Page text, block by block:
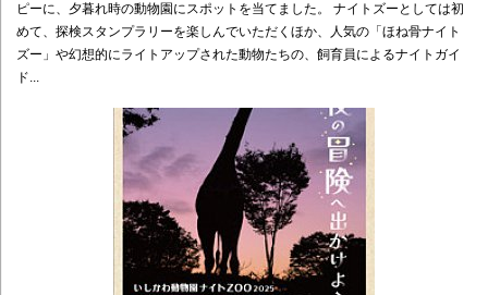
ピーに、夕暮れ時の動物園にスポットを当てました。 ナイトズーとしては初
めて、探検スタンプラリーを楽しんでいただくほか、人気の「ほね骨ナイト
ズー」や幻想的にライトアップされた動物たちの、飼育員によるナイトガイ
ド...